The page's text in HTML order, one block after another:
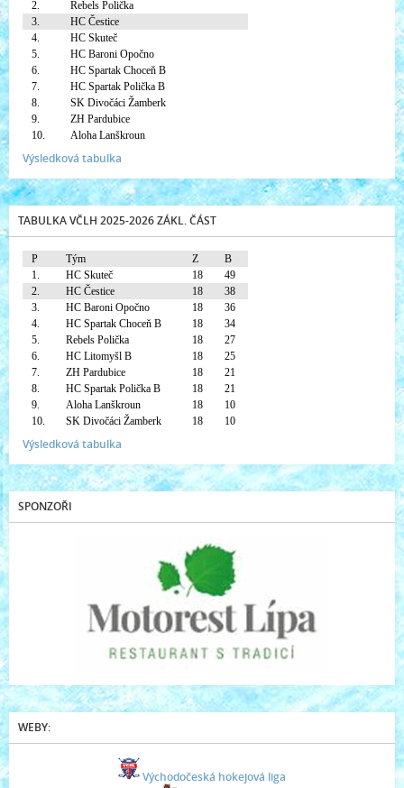
2.
Rebels Polička
3.
HC Čestice
4.
HC Skuteč
5.
HC Baroni Opočno
6.
HC Spartak Choceň B
7.
HC Spartak Polička B
8.
SK Divočáci Žamberk
9.
ZH Pardubice
10.
Aloha Lanškroun
Výsledková tabulka
TABULKA VČLH 2025-2026 ZÁKL. ČÁST
P Tým Z
B
1.
HC Skuteč 18
49
2.
HC Čestice 18
38
3.
HC Baroni Opočno 18
36
4.
HC Spartak Choceň B 18
34
5.
Rebels Polička 18
27
6.
HC Litomyšl B 18
25
7.
ZH Pardubice 18
21
8.
HC Spartak Polička B 18
21
9.
Aloha Lanškroun 18
10
10.
SK Divočáci Žamberk 18 10
Výsledková tabulka
SPONZOŘI
WEBY:
Východočeská hokejová liga